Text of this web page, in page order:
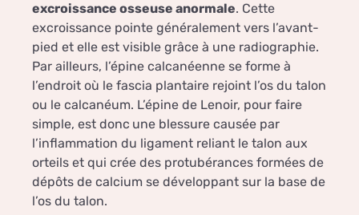
excroissance osseuse anormale. Cette
excroissance pointe généralement vers l’avant-
pied et elle est visible grâce à une radiographie.
Par ailleurs, l’épine calcanéenne se forme à
l’endroit où le fascia plantaire rejoint l’os du talon
ou le calcanéum. L’épine de Lenoir, pour faire
simple, est donc une blessure causée par
l’inflammation du ligament reliant le talon aux
orteils et qui crée des protubérances formées de
dépôts de calcium se développant sur la base de
l’os du talon.